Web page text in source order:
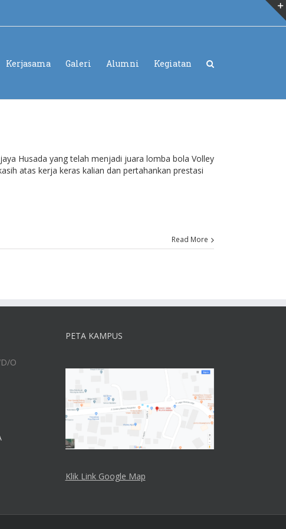
Kerjasama Galeri Alumni Kegiatan
Husada yang telah menjadi juara lomba bola Volley
atas kerja keras kalian dan pertahankan prestasi
Read More
O
PETA KAMPUS
Klik Link Google Map